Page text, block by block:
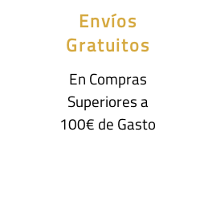
Envíos
Gratuitos
En Compras
Superiores a
100€ de Gasto